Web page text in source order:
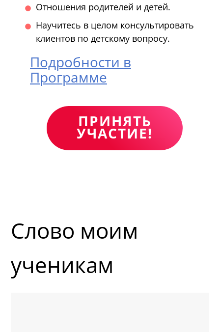
Отношения родителей и детей.
Научитесь в целом консультировать
клиентов по детскому вопросу.
Подробности в
Программе
ПРИНЯТЬ
УЧАСТИЕ!
Слово моим
ученикам